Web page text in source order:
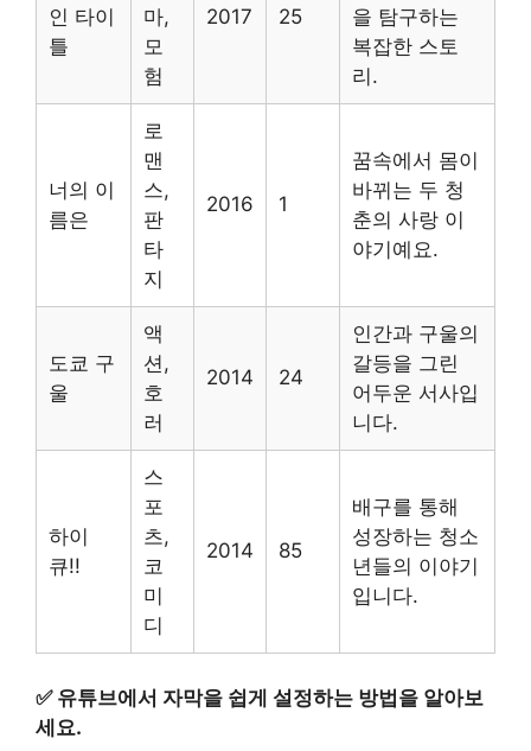
인 타이
틀
마,
모
험
2017 25
을 탐구하는
복잡한 스토
리.
너의 이
름은
로
맨
스,
판
타
지
2016 1
꿈속에서 몸이
바뀌는 두 청
춘의 사랑 이
야기예요.
도쿄 구
울
액
션,
호
러
2014 24
인간과 구울의
갈등을 그린
어두운 서사입
니다.
하이
큐!!
스
포
츠,
코
미
디
2014 85
배구를 통해
성장하는 청소
년들의 이야기
입니다.
✅ 유튜브에서 자막을 쉽게 설정하는 방법을 알아보
세요.